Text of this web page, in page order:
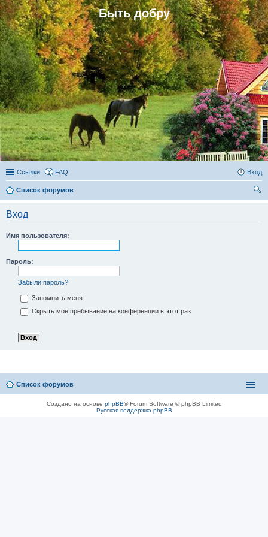
Быть добру
Ссылки FAQ Вход
Список форумов
Вход
Имя пользователя:
Пароль:
Забыли пароль?
Запомнить меня
Скрыть моё пребывание на конференции в этот раз
Список форумов
Создано на основе phpBB® Forum Software © phpBB Limited
Русская поддержка phpBB